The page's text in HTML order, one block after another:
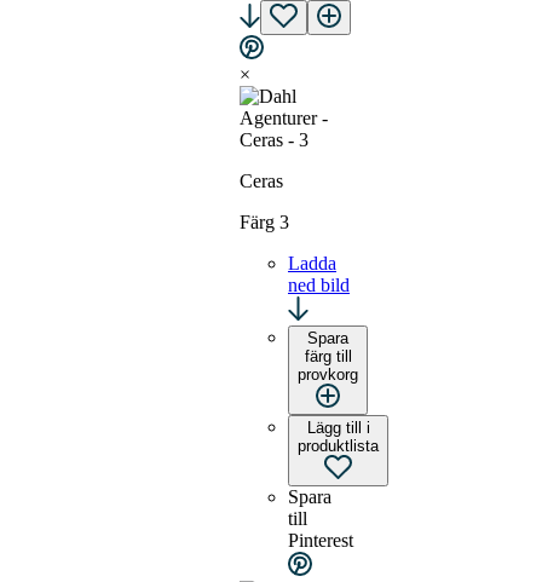
×
Ceras
Färg 3
Ladda
ned bild
Spara
färg till
provkorg
Lägg till i
produktlista
Spara
till
Pinterest